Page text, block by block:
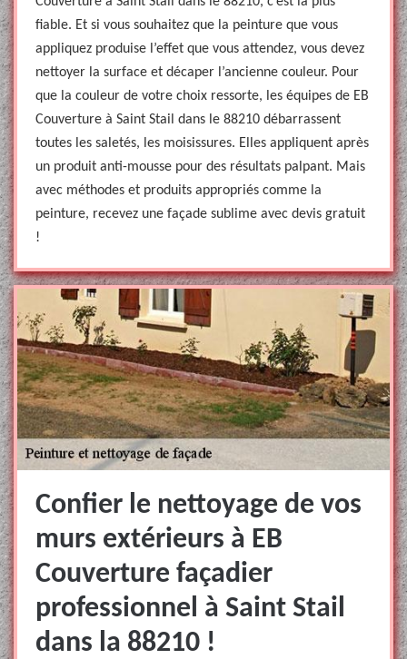
fiable. Et si vous souhaitez que la peinture que vous
appliquez produise l’effet que vous attendez, vous devez
nettoyer la surface et décaper l’ancienne couleur. Pour
que la couleur de votre choix ressorte, les équipes de EB
Couverture à Saint Stail dans le 88210 débarrassent
toutes les saletés, les moisissures. Elles appliquent après
un produit anti-mousse pour des résultats palpant. Mais
avec méthodes et produits appropriés comme la
peinture, recevez une façade sublime avec devis gratuit
!
Confier le nettoyage de vos
murs extérieurs à EB
Couverture façadier
professionnel à Saint Stail
dans la 88210 !